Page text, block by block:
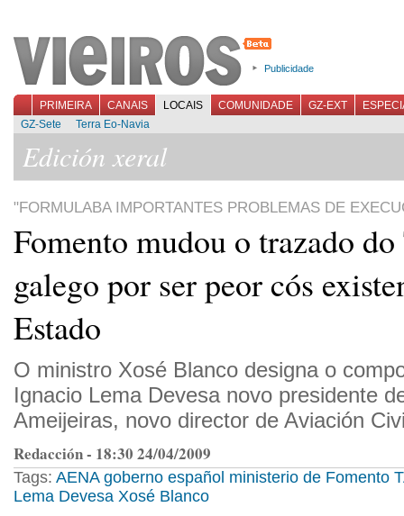
Publicidade
PRIMEIRA CANAIS LOCAIS COMUNIDADE GZ-EXT
GZ-Sete
Terra Eo-Navia
Edición xeral
"FORMULABA IMPORTANTES PROBLEMAS DE
Fomento mudou o trazado
galego por ser peor cós
Estado
O ministro Xosé Blanco designa o
Ignacio Lema Devesa novo presidente
Ameijeiras, novo director de Aviación
Redacción - 18:30 24/04/2009
Tags: AENA goberno español ministerio de Fomento
Lema Devesa Xosé Blanco